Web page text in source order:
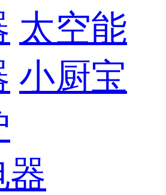
太空能
小厨宝
器